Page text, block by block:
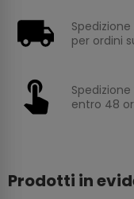
per ordini
entro 48
Prodotti in